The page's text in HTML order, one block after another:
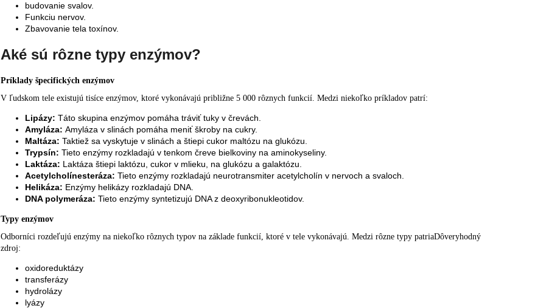
budovanie svalov.
Funkciu nervov.
Zbavovanie tela toxínov.
Aké sú rôzne typy enzýmov?
Príklady špecifických enzýmov
V ľudskom tele existujú tisíce enzýmov, ktoré vykonávajú približne 5 000 rôznych funkcií. Medzi niekoľko príkladov patrí:
Lipázy: Táto skupina enzýmov pomáha tráviť tuky v črevách.
Amyláza: Amyláza v slinách pomáha meniť škroby na cukry.
Maltáza: Taktiež sa vyskytuje v slinách a štiepi cukor maltózu na glukózu.
Trypsín: Tieto enzýmy rozkladajú v tenkom čreve bielkoviny na aminokyseliny.
Laktáza: Laktáza štiepi laktózu, cukor v mlieku, na glukózu a galaktózu.
Acetylcholínesteráza: Tieto enzýmy rozkladajú neurotransmiter acetylcholín v nervoch a svaloch.
Helikáza: Enzýmy helikázy rozkladajú DNA.
DNA polymeráza: Tieto enzýmy syntetizujú DNA z deoxyribonukleotidov.
Typy enzýmov
Odborníci rozdeľujú enzýmy na niekoľko rôznych typov na základe funkcií, ktoré v tele vykonávajú. Medzi rôzne typy patriaDôveryhodný
zdroj:
oxidoreduktázy
transferázy
hydrolázy
lyázy